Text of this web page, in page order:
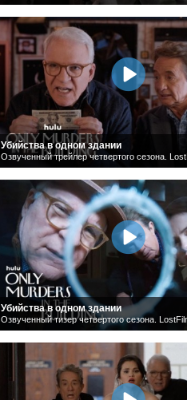
Убийства в одном здании
Озвученный трейлер четвертого сезона.
Убийства в одном здании
Озвученный тизер четвертого сезона.